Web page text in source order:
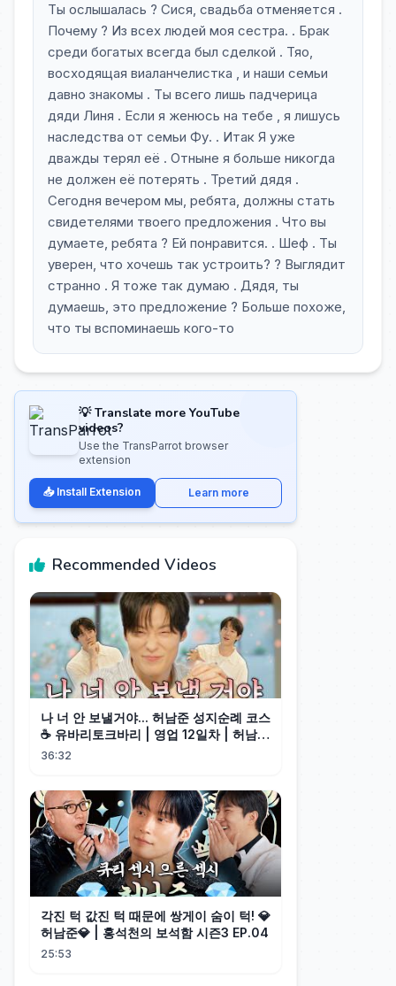
Ты ослышалась ? Сися, свадьба отменяется .
Почему ? Из всех людей моя сестра. . Брак
среди богатых всегда был сделкой . Тяо,
восходящая виаланчелистка , и наши семьи
давно знакомы . Ты всего лишь падчерица
дяди Линя . Если я женюсь на тебе , я лишусь
наследства от семьи Фу. . Итак Я уже
дважды терял её . Отныне я больше никогда
не должен её потерять . Третий дядя .
Сегодня вечером мы, ребята, должны стать
свидетелями твоего предложения . Что вы
думаете, ребята ? Ей понравится. . Шеф . Ты
уверен, что хочешь так устроить? ? Выглядит
странно . Я тоже так думаю . Дядя, ты
думаешь, это предложение ? Больше похоже,
что ты вспоминаешь кого-то
💡 Translate more YouTube
videos?
Use the TransParrot browser
extension
📥 Install Extension Learn more
Recommended Videos
나 너 안 보낼거야... 허남준 성지순례 코스
☕️ 유바리토크바리 | 영업 12일차 | 허남준
(EN)
36:32
각진 턱 값진 턱 때문에 쌍게이 숨이 턱! 💎
허남준💎 | 홍석천의 보석함 시즌3 EP.04
25:53